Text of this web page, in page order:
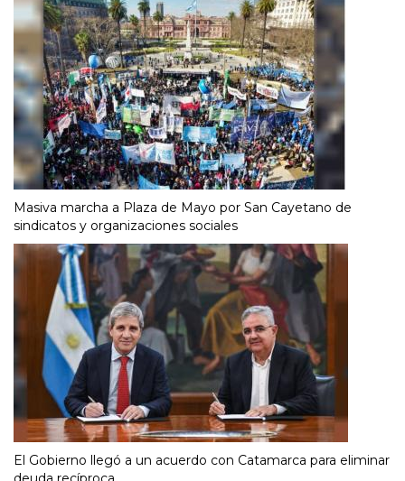
Masiva marcha a Plaza de Mayo por San Cayetano de
sindicatos y organizaciones sociales
El Gobierno llegó a un acuerdo con Catamarca para eliminar